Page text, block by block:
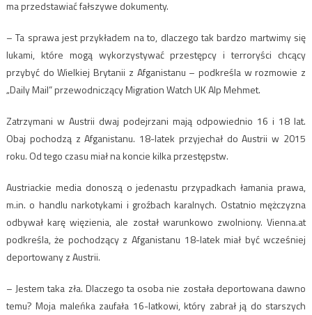
ma przedstawiać fałszywe dokumenty.
– Ta sprawa jest przykładem na to, dlaczego tak bardzo martwimy się
lukami, które mogą wykorzystywać przestępcy i terroryści chcący
przybyć do Wielkiej Brytanii z Afganistanu – podkreśla w rozmowie z
„Daily Mail” przewodniczący Migration Watch UK Alp Mehmet.
Zatrzymani w Austrii dwaj podejrzani mają odpowiednio 16 i 18 lat.
Obaj pochodzą z Afganistanu. 18-latek przyjechał do Austrii w 2015
roku. Od tego czasu miał na koncie kilka przestępstw.
Austriackie media donoszą o jedenastu przypadkach łamania prawa,
m.in. o handlu narkotykami i groźbach karalnych. Ostatnio mężczyzna
odbywał karę więzienia, ale został warunkowo zwolniony. Vienna.at
podkreśla, że pochodzący z Afganistanu 18-latek miał być wcześniej
deportowany z Austrii.
– Jestem taka zła. Dlaczego ta osoba nie została deportowana dawno
temu? Moja maleńka zaufała 16-latkowi, który zabrał ją do starszych